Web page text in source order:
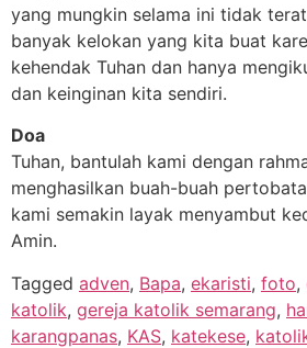
yang mungkin selama ini tidak
banyak kelokan yang kita buat
kehendak Tuhan dan hanya
dan keinginan kita sendiri.
Doa
Tuhan, bantulah kami dengan
menghasilkan buah-buah
kami semakin layak menyambut
Amin.
Tagged adven, Bapa, ekaristi, foto,
katolik, gereja katolik semarang,
karangpanas, KAS, katekese,